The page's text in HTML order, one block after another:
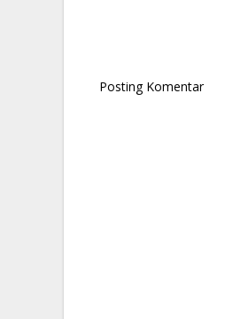
Posting Komentar